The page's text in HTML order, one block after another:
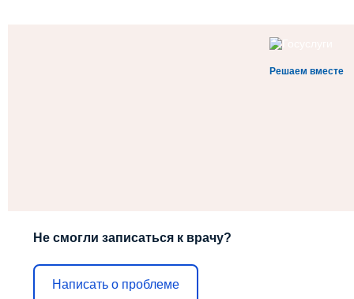
Решаем вместе
Не смогли записаться к врачу?
Написать о проблеме